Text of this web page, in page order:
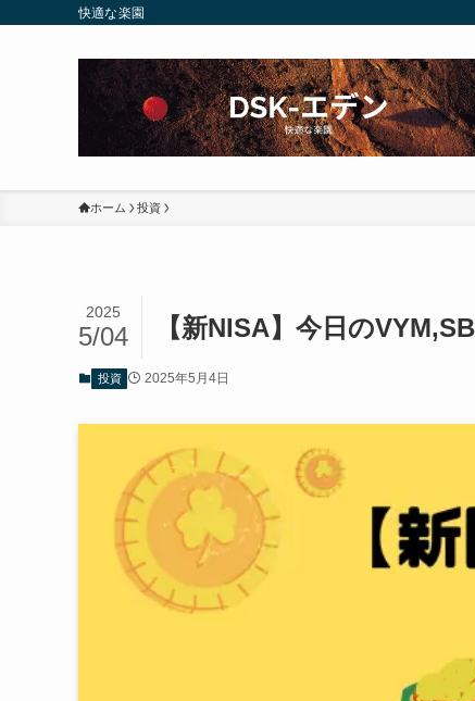
快適な楽園
ホーム 投資
【新NISA】今日の
2025
5/04
投資 2025年5月4日